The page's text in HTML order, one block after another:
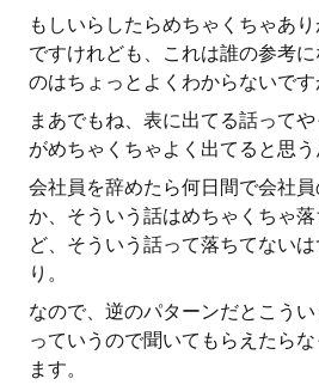
もしいらしたらめちゃくちゃあ
ですけれども、これは誰の参考
のはちょっとよくわからないです
まあでもね、表に出てる話って
がめちゃくちゃよく出てると思う
会社員を辞めたら何日間で会社
か、そういう話はめちゃくちゃ
ど、そういう話って落ちてない
り。
なので、逆のパターンだとこう
っていうので聞いてもらえたら
ます。